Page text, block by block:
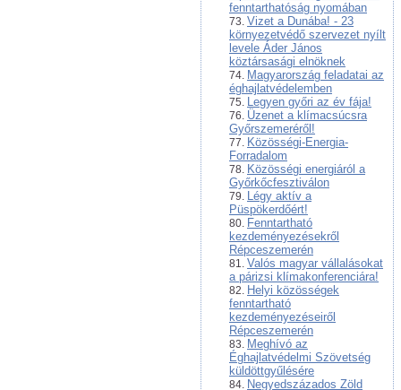
fenntarthatóság nyomában
Vizet a Dunába! - 23
környezetvédő szervezet nyílt
levele Áder János
köztársasági elnöknek
Magyarország feladatai az
éghajlatvédelemben
Legyen győri az év fája!
Üzenet a klímacsúcsra
Győrszemeréről!
Közösségi-Energia-
Forradalom
Közösségi energiáról a
Győrkőcfesztiválon
Légy aktív a
Püspökerdőért!
Fenntartható
kezdeményezésekről
Répceszemerén
Valós magyar vállalásokat
a párizsi klímakonferenciára!
Helyi közösségek
fenntartható
kezdeményezéseiről
Répceszemerén
Meghívó az
Éghajlatvédelmi Szövetség
küldöttgyűlésére
Negyedszázados Zöld